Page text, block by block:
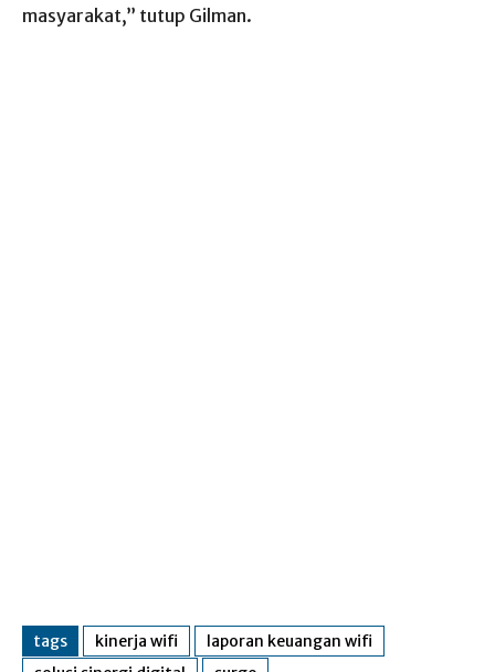
masyarakat,” tutup Gilman.
tags kinerja wifi
laporan keuangan wifi